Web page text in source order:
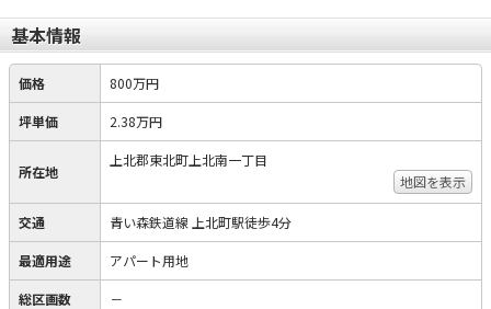
基本情報
価格 800万円
坪単価 2.38万円
所在地
上北郡東北町上北南一丁目
地図を表示
交通 青い森鉄道線 上北町駅徒歩4分
最適用途 アパート用地
総区画数 －